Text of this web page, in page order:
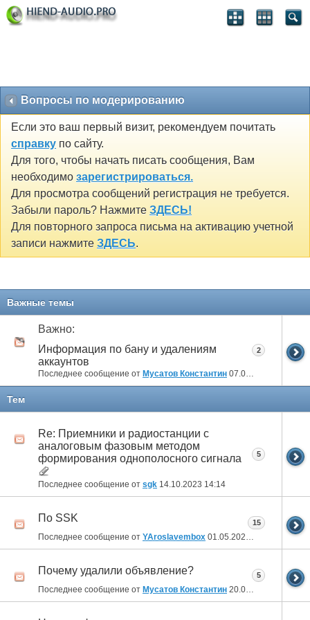
Вопросы по модерированию
Если это ваш первый визит, рекомендуем почитать
справку по сайту.
Для того, чтобы начать писать сообщения, Вам
необходимо зарегистрироваться.
Для просмотра сообщений регистрация не требуется.
Забыли пароль? Нажмите ЗДЕСЬ!
Для повторного запроса письма на активацию учетной
записи нажмите ЗДЕСЬ.
Важные темы
Важно:
Информация по бану и удалениям
аккаунтов
Последнее сообщение от Мусатов Константин 07.04.2013
2
Тем
Re: Приемники и радиостанции с
аналоговым фазовым методом
формирования однополосного сигнала
Последнее сообщение от sgk 14.10.2023 14:14
5
По SSK
Последнее сообщение от YAroslavembox 01.05.2023 07:04
15
Почему удалили объявление?
Последнее сообщение от Мусатов Константин 20.08.2014 12:07
5